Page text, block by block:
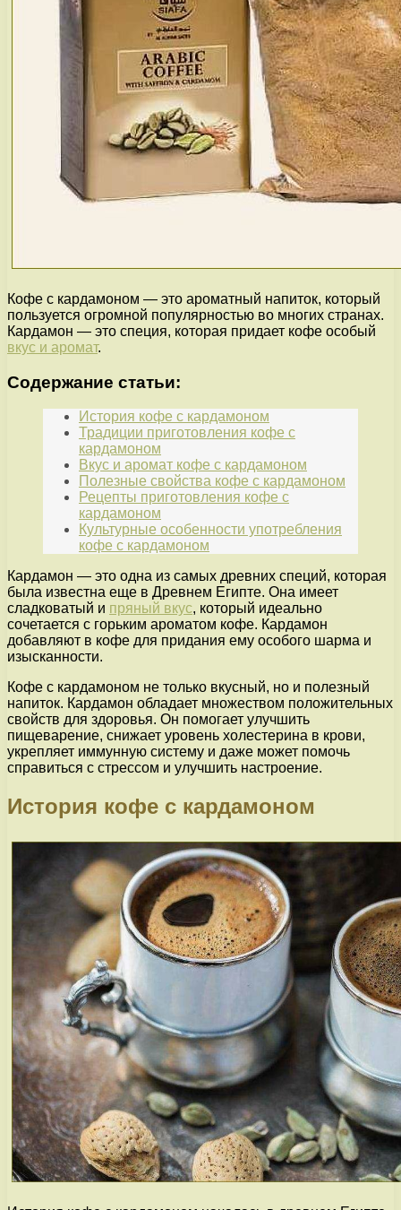
Кофе с кардамоном — это ароматный напиток, который
пользуется огромной популярностью во многих странах.
Кардамон — это специя, которая придает кофе особый
вкус и аромат.
Содержание статьи:
История кофе с кардамоном
Традиции приготовления кофе с
кардамоном
Вкус и аромат кофе с кардамоном
Полезные свойства кофе с кардамоном
Рецепты приготовления кофе с
кардамоном
Культурные особенности употребления
кофе с кардамоном
Кардамон — это одна из самых древних специй, которая
была известна еще в Древнем Египте. Она имеет
сладковатый и пряный вкус, который идеально
сочетается с горьким ароматом кофе. Кардамон
добавляют в кофе для придания ему особого шарма и
изысканности.
Кофе с кардамоном не только вкусный, но и полезный
напиток. Кардамон обладает множеством положительных
свойств для здоровья. Он помогает улучшить
пищеварение, снижает уровень холестерина в крови,
укрепляет иммунную систему и даже может помочь
справиться с стрессом и улучшить настроение.
История кофе с кардамоном